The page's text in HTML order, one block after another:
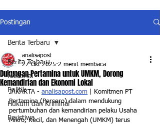
Postingan
Berita Terbaru
Nasional
Politik
Hukum dan Kriminal
Peristiwa
Berita Terbaru
Dukungan Pertamina untuk UMKM, Dorong
Kemandirian dan Ekonomi Lokal
analisapost
27 Okt 2025 2 menit membaca
JAKARTA - analisapost.com | Komitmen PT
Pertamina (Persero) dalam mendukung
pertumbuhan dan kemandirian pelaku Usaha
Mikro, Kecil, dan Menengah (UMKM) terus